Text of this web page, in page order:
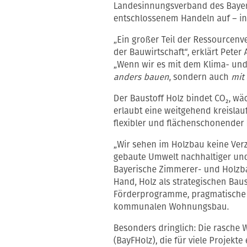
Landesinnungsverband des
entschlossenem Handeln auf –
„Ein großer Teil der
der Bauwirtschaft“, erklärt Peter
„Wenn wir es mit dem Klima-
anders bauen, sondern auch mit
Der Baustoff Holz bindet CO₂,
erlaubt eine weitgehend
flexibler und flächenschonender
„Wir sehen im Holzbau keine
gebaute Umwelt nachhaltiger
Bayerische Zimmerer- und
Hand, Holz als strategischen
Förderprogramme,
kommunalen Wohnungsbau.
Besonders dringlich: Die rasche
(BayFHolz), die für viele